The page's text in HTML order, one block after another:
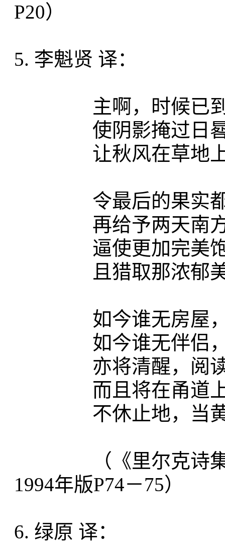
P20）
5. 李魁贤 译：
主啊，时候已到
使阴影掩过日晷
让秋风在草地上
令最后的果实都
再给予两天南方
逼使更加完美
且猎取那浓郁美
如今谁无房屋，
如今谁无伴侣，
亦将清醒，阅读，
而且将在甬道上
不休止地，当黄
（《里尔克诗集（
1994年版P74－75）
6. 绿原 译：